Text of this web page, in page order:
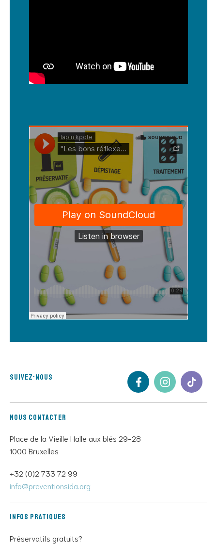
Suivez-nous
Nous contacter
Place de la Vieille Halle aux blés 29-28
1000 Bruxelles
+32 (0)2 733 72 99
info@preventionsida.org
Infos pratiques
Préservatifs gratuits?